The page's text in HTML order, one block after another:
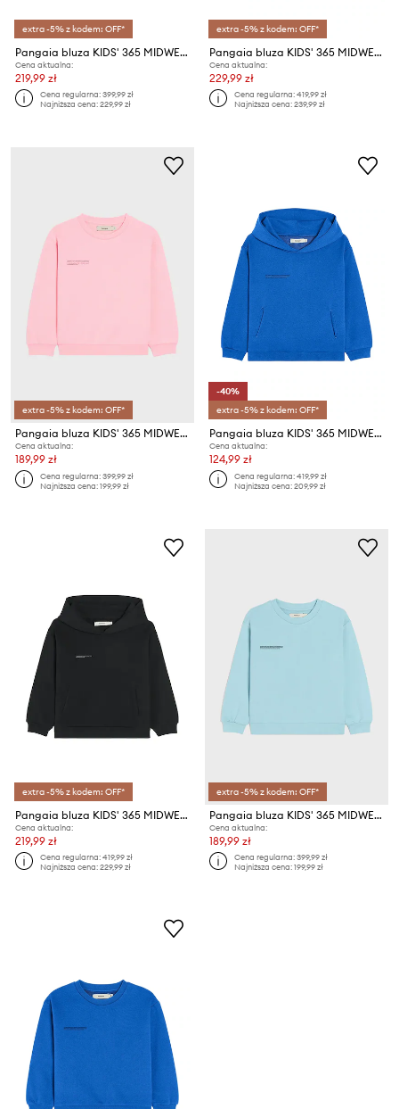
extra -5% z kodem: OFF*
Pangaia bluza KIDS' 365 MIDWEIGHT SWEATSHIRT
Cena aktualna:
219,99 zł
Cena regularna:399,99 zł
Najniższa cena:229,99 zł
extra -5% z kodem: OFF*
Pangaia bluza KIDS' 365 MIDWEIGHT HOODIE
Cena aktualna:
229,99 zł
Cena regularna:419,99 zł
Najniższa cena:239,99 zł
extra -5% z kodem: OFF*
Pangaia bluza KIDS' 365 MIDWEIGHT SWEATSHIRT
Cena aktualna:
189,99 zł
Cena regularna:399,99 zł
Najniższa cena:199,99 zł
-40%
extra -5% z kodem: OFF*
Pangaia bluza KIDS' 365 MIDWEIGHT HOODIE
Cena aktualna:
124,99 zł
Cena regularna:419,99 zł
Najniższa cena:209,99 zł
extra -5% z kodem: OFF*
Pangaia bluza KIDS' 365 MIDWEIGHT HOODIE
Cena aktualna:
219,99 zł
Cena regularna:419,99 zł
Najniższa cena:229,99 zł
extra -5% z kodem: OFF*
Pangaia bluza KIDS' 365 MIDWEIGHT SWEATSHIRT
Cena aktualna:
189,99 zł
Cena regularna:399,99 zł
Najniższa cena:199,99 zł